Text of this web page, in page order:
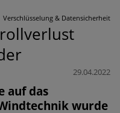
und
immer
– was CISOs jetzt
der aktuellen Cyber-
Verschlüsselung & Datensicherheit
29.04.2022
auf das
wurde